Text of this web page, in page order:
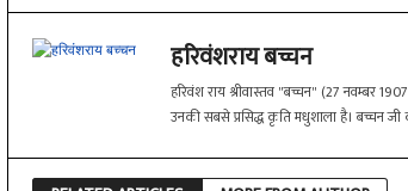
हरिवंशराय बच्चन
हरिवंश राय श्रीवास्तव "बच्चन" (27 नवम्बर
उनकी सबसे प्रसिद्ध कृति मधुशाला है। बच्चन जी